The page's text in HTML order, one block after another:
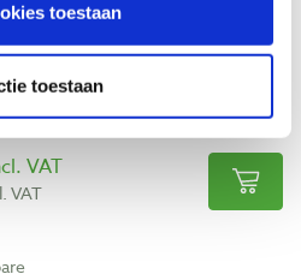
toestaan
toestaan
800
22936
VAT
VAT